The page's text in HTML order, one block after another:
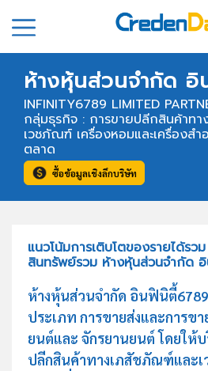
ห้างหุ้นส่วนจำกัด
INFINITY6789 LIMITED
กลุ่มธุรกิจ : การขายปลีกสินค้าท
เวชภัณฑ์ เครื่องหอมและเครื่องส
ตลาด
ซื้อข้อมูลเชิงลึกบริษัท
แนวโน้มการเติบโตของรายได้รว
สินทรัพย์รวม ห้างหุ้นส่วนจำกัด
ห้างหุ้นส่วนจำกัด อินฟินิตี้
ประเภท การขายส่งและการข
ยนต์และ จักรยานยนต์ โดยให้
ปลีกสินค้าทางเภสัชภัณฑ์และ